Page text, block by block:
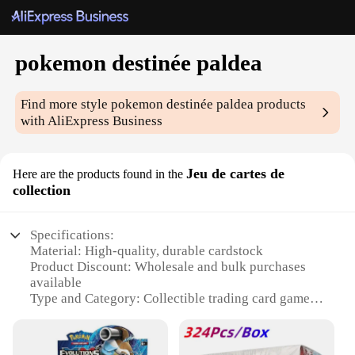
pokemon destinée paldea
Find more stylepokemon destinée paldea products
with AliExpress Business
Here are the products found in the Jeu de cartes de
collection
Specifications:
Material: High-quality, durable cardstock
Product Discount: Wholesale and bulk purchases
available
Type and Category: Collectible trading card game
representing the Pokemon Destinée Paldea region
Usage and Purpose: Enhance your collection or